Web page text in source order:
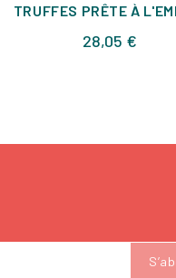
TRUFFES PRÊTE À
28,05 €